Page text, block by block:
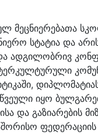
მეცნიერებათა
სტატია და
იყო
და გაზიარების
ფედერაციის